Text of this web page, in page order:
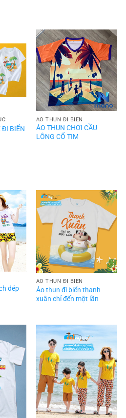
ĐI BIỂN
ÁO THUN ĐI BIỂN
ÁO THUN CHƠI CẦU
LÔNG CỔ TIM
dép
ÁO THUN ĐI BIỂN
Áo thun đi biển thanh
xuân chỉ đến một lần